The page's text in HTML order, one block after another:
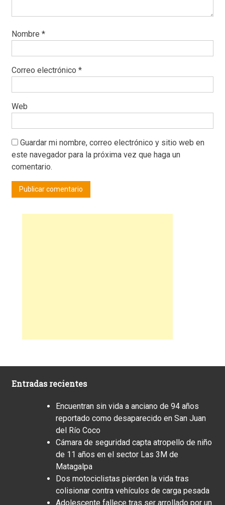
Nombre *
Correo electrónico *
Web
Guardar mi nombre, correo electrónico y sitio web en
este navegador para la próxima vez que haga un
comentario.
Entradas recientes
Encuentran sin vida a anciano de 94 años
reportado como desaparecido en San Juan
del Río Coco
Cámara de seguridad capta atropello de niño
de 11 años en el sector Las 3M de
Matagalpa
Dos motociclistas pierden la vida tras
colisionar contra vehículos de carga pesada
Adolescente fallece tras ser arrollado por un